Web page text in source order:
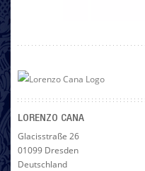
LORENZO CANA
Glacisstraße 26
01099 Dresden
Deutschland